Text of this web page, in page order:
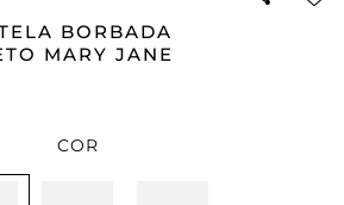
BORBADA
MARY JANE
COR